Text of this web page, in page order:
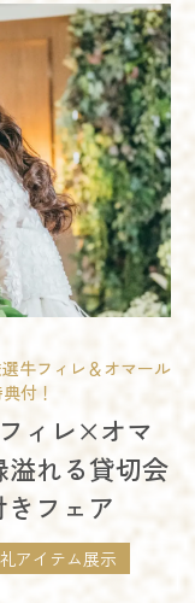
アイテム展示
展示
相談会
牛フィレ＆オマール
付！
ィレ×オマ
溢れる貸切会
フェア
アイテム展示